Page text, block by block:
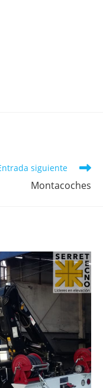
siguiente
Montacoches